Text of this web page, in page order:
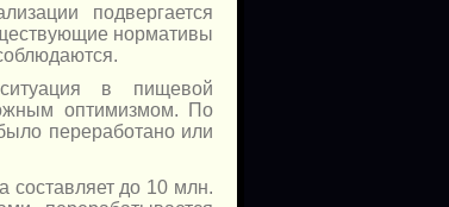
подвергается
нормативы
в пищевой
оптимизмом. По
переработано или
составляет до 10 млн.